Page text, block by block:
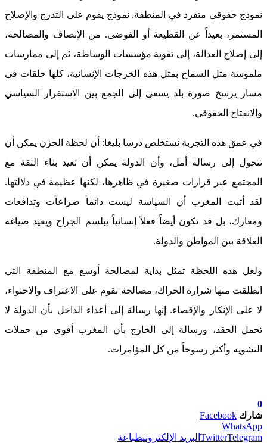
نموذج حقوقي متفرد في المنطقة. نموذج يقوم على التدرج والإصلاح
المستمر، بعيداً عن القطيعة أو الفوضى. من الإنصاف والمصالحة،
إلى إصلاح العدالة، إلى تقوية مؤسسات الوساطة، ثم إلى ممارسات
ملموسة مثل السماح بمثل هذه الخرجات الإنسانية، كلها حلقات في
مسار يرسخ صورة بلد يسعى إلى الجمع بين الاستقرار السياسي
والانفتاح الحقوقي.
في عمق هذه التجربة نستخلص درسا بليغا: أن لحظة الحزن يمكن أن
تتحول إلى رسالة أمل، وأن الدولة يمكن أن تعيد بناء الثقة مع
المجتمع عبر قرارات صغيرة في ظاهرها، لكنها عظيمة في دلالتها.
لقد أثبت المغرب أن السياسة ليست دائماً صراعاًت وتدافعات
ومعارك، بل قد تكون أيضاً فعلاً إنسانياً يبلسم الجراح ويعيد صياغة
العلاقة بين المواطن والدولة.
ولعل هذه اللحظة تمثل بداية لمصالحة أوسع مع المنطقة التي
انطلقت منها شرارة الحراك، مصالحة تقوم على الاعتراف والاحتواء،
لا على الإنكار والإقصاء. إنها رسالة إلى أعداء الداخل بأن الدولة لا
تحمل الحقد، ورسالة إلى الخارج بأن المغرب أقوى من حملات
التشويه وأكثر رسوخاً من كل المؤامرات.
0
شارك Facebook
WhatsApp
TwitterTelegram البريد الإلكترونيطباعة